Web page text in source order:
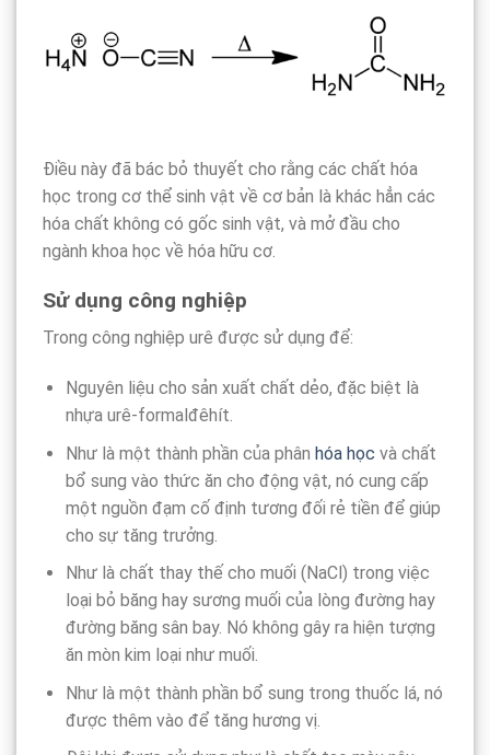
Điều này đã bác bỏ thuyết cho rằng các chất hóa
học trong cơ thể sinh vật về cơ bản là khác hẳn các
hóa chất không có gốc sinh vật, và mở đầu cho
ngành khoa học về hóa hữu cơ.
Sử dụng công nghiệp
Trong công nghiệp urê được sử dụng để:
Nguyên liệu cho sản xuất chất dẻo, đặc biệt là
nhựa urê-formalđêhít.
Như là một thành phần của phân hóa học và chất
bổ sung vào thức ăn cho động vật, nó cung cấp
một nguồn đạm cố định tương đối rẻ tiền để giúp
cho sự tăng trưởng.
Như là chất thay thế cho muối (NaCl) trong việc
loại bỏ băng hay sương muối của lòng đường hay
đường băng sân bay. Nó không gây ra hiện tượng
ăn mòn kim loại như muối.
Như là một thành phần bổ sung trong thuốc lá, nó
được thêm vào để tăng hương vị.